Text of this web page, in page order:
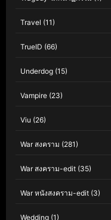
Travel (11)
TrueID (66)
Underdog (15)
Vampire (23)
Viu (26)
War สงคราม (281)
War สงคราม-edit (35)
War หนังสงคราม-edit (3)
Wedding (1)